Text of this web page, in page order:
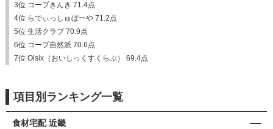
3位 コープきんき 71.4点
4位 らでぃっしゅぼーや 71.2点
5位 生活クラブ 70.9点
6位 コープ自然派 70.6点
7位 Oisix（おいしっくすくらぶ） 69.4点
項目別ランキング一覧
食材宅配 近畿